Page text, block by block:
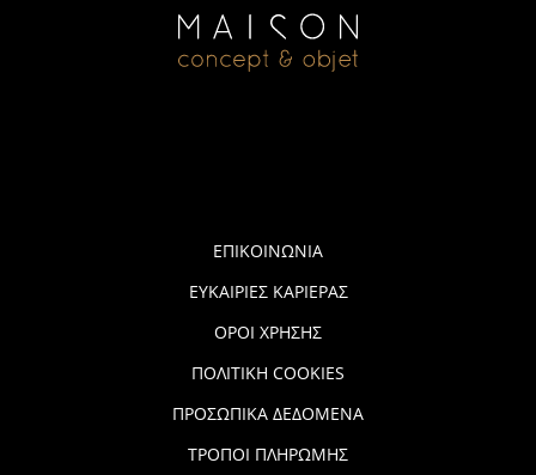
ΕΠΙΚΟΙΝΩΝΙΑ
ΕΥΚΑΙΡΙΕΣ ΚΑΡΙΕΡΑΣ
ΟΡΟΙ ΧΡΗΣΗΣ
ΠΟΛΙΤΙΚΗ COOKIES
ΠΡΟΣΩΠΙΚΑ ΔΕΔΟΜΕΝΑ
ΤΡΟΠΟΙ ΠΛΗΡΩΜΗΣ